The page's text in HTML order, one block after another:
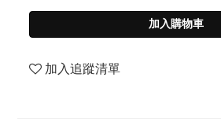
加入購物車
加入追蹤清單